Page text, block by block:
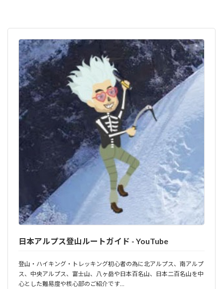
日本アルプス登山ルートガイド - YouTube
登山・ハイキング・トレッキング初心者の為に北アルプス、南アルプ
ス、中央アルプス、富士山、八ヶ岳や日本百名山、日本二百名山を中
心とした難易度や核心部のご紹介です…